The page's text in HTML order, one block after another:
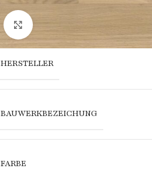
HERSTELLER
BAUWERKBEZEICHUNG
FARBE